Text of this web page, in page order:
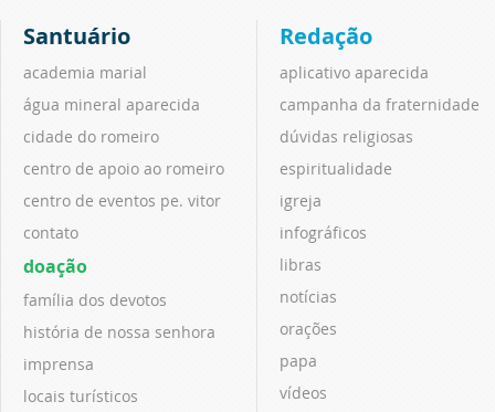
Santuário
academia marial
água mineral aparecida
cidade do romeiro
centro de apoio ao romeiro
centro de eventos pe. vitor
contato
doação
família dos devotos
história de nossa senhora
imprensa
locais turísticos
Redação
aplicativo aparecida
campanha da fraternidade
dúvidas religiosas
espiritualidade
igreja
infográficos
libras
notícias
orações
papa
vídeos